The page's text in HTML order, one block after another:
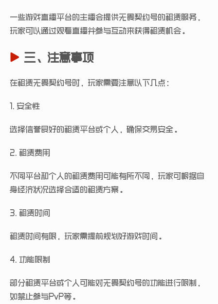
一些游戏直播平台的主播会提供无畏契约号的租赁服务，
玩家可以通过观看直播并参与互动来获得租赁机会。
三、注意事项
在租赁无畏契约号时，玩家需要注意以下几点：
1. 安全性
选择信誉良好的租赁平台或个人，确保交易安全。
2. 租赁费用
不同平台和个人的租赁费用可能有所不同，玩家可根据自
身经济状况选择合适的租赁方案。
3. 租赁时间
租赁时间有限，玩家需提前规划好游戏时间。
4. 功能限制
部分租赁平台或个人可能对无畏契约号的功能进行限制，
如禁止参与PvP等。